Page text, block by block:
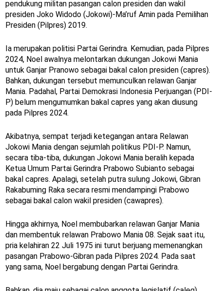
pendukung militan pasangan calon presiden dan wakil
presiden Joko Widodo (Jokowi)-Ma’ruf Amin pada Pemilihan
Presiden (Pilpres) 2019.
Ia merupakan politisi Partai Gerindra. Kemudian, pada Pilpres
2024, Noel awalnya melontarkan dukungan Jokowi Mania
untuk Ganjar Pranowo sebagai bakal calon presiden (capres).
Bahkan, dukungan tersebut memunculkan relawan Ganjar
Mania. Padahal, Partai Demokrasi Indonesia Perjuangan (PDI-
P) belum mengumumkan bakal capres yang akan diusung
pada Pilpres 2024.
Akibatnya, sempat terjadi ketegangan antara Relawan
Jokowi Mania dengan sejumlah politikus PDI-P. Namun,
secara tiba-tiba, dukungan Jokowi Mania beralih kepada
Ketua Umum Partai Gerindra Prabowo Subianto sebagai
bakal capres. Apalagi, setelah putra sulung Jokowi, Gibran
Rakabuming Raka secara resmi mendampingi Prabowo
sebagai bakal calon wakil presiden (cawapres).
Hingga akhirnya, Noel membubarkan relawan Ganjar Mania
dan membentuk relawan Prabowo Mania 08. Sejak saat itu,
pria kelahiran 22 Juli 1975 ini turut berjuang memenangkan
pasangan Prabowo-Gibran pada Pilpres 2024. Pada saat
yang sama, Noel bergabung dengan Partai Gerindra.